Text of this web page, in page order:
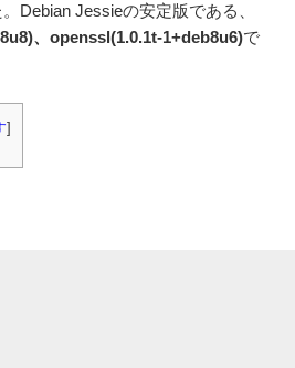
Debian Jessieの安定版である、
、openssl(1.0.1t-1+deb8u6)で
]